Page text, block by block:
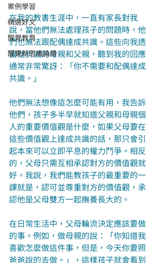
案例學習
精選好文
醒覺教育
醒覺新思維論壇
在我的教書生涯中，一直有家長對我
說，當他們無法處理孩子的問題時，他
們也無法跟配偶達成共識。這些向我透
露挫折感的母親和父親，聽到我的回應
通常非常驚訝：「你不需要和配偶達成
共識。」
他們無法想像這怎麼可能有用，我告訴
他們，孩子多半早就知道父親和母親個
人的重要價值觀是什麼，如果父母要在
這些價值觀上達成共識的話，那只會引
起本來可以立即平息的權力鬥爭。相反
的，父母只需互相承認對方的價值觀就
好。我說，我們能教孩子的最重要的一
課就是，認可並尊重對方的價值觀，承
認他是父母雙方一起撫養長大的。
在日常生活中，父母輪流決定應該要做
的事。例如，做母親的說：「你知道我
喜歡怎麼做這件事，但是，今天你要照
爸爸說的去做。」，這樣孩子就會看到